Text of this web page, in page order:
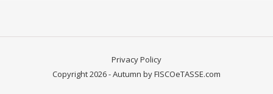
Privacy Policy
Copyright 2026 - Autumn by FISCOeTASSE.com